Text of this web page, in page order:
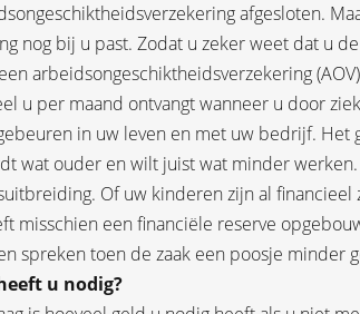
afgesloten.
nog bij u past. Zodat u zeker weet dat u
arbeidsongeschiktheidsverzekering
u per maand ontvangt wanneer u door
in uw leven en met uw bedrijf.
wat ouder en wilt juist wat minder
Of uw kinderen zijn al
misschien een financiële reserve
spreken toen de zaak een poosje minder
u nodig?